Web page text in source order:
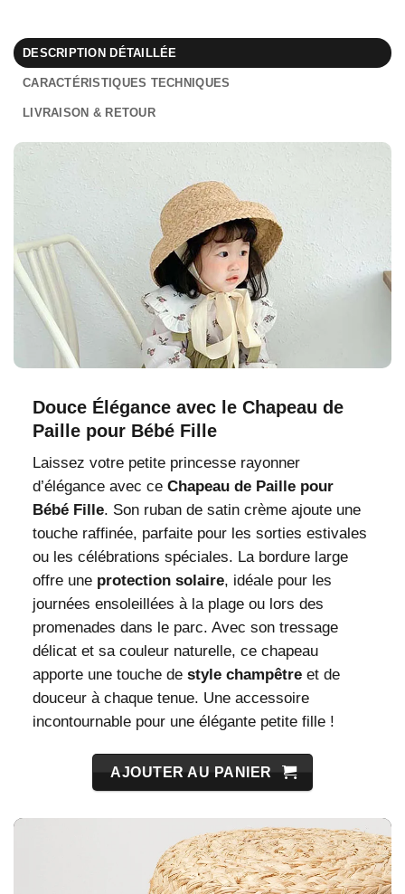
DESCRIPTION DÉTAILLÉE
CARACTÉRISTIQUES TECHNIQUES
LIVRAISON & RETOUR
Douce Élégance avec le Chapeau de
Paille pour Bébé Fille
Laissez votre petite princesse rayonner
d’élégance avec ce Chapeau de Paille pour
Bébé Fille. Son ruban de satin crème ajoute une
touche raffinée, parfaite pour les sorties estivales
ou les célébrations spéciales. La bordure large
offre une protection solaire, idéale pour les
journées ensoleillées à la plage ou lors des
promenades dans le parc. Avec son tressage
délicat et sa couleur naturelle, ce chapeau
apporte une touche de style champêtreet de
douceur à chaque tenue. Une accessoire
incontournable pour une élégante petite fille !
AJOUTER AU PANIER